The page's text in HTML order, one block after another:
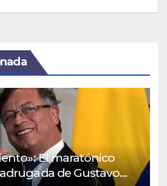
El maratónico
de Gustavo